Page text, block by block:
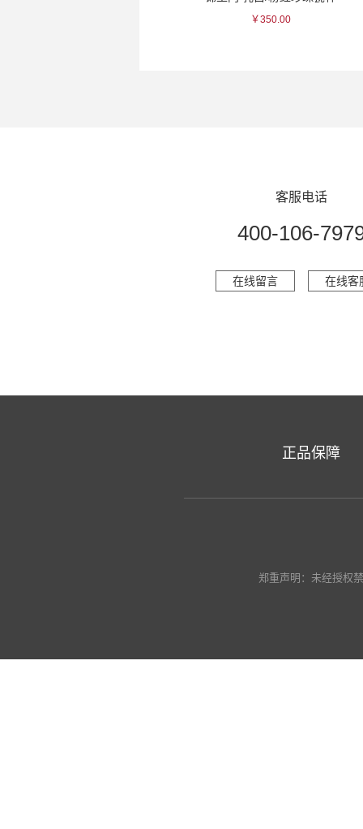
￥350.00
客服电话
400-106-
在线留言 在线客
正品保障
郑重声明：未经授权